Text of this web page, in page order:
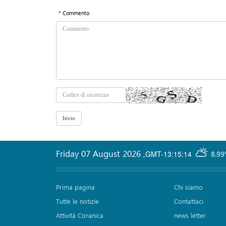
* Commento
GMT-13:15:14
Friday 07 August 2026 ,
Prima pagina
Tutte le notizie
Attività Coranica
Chi siamo
Contattaci
news letter